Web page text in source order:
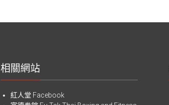
相關網站
紅人堂 Facebook